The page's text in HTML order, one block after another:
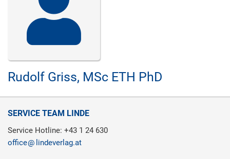
Rudolf Griss, MSc ETH PhD
SERVICE TEAM LINDE
Service Hotline: +43 1 24 630
office
lindeverlag.at